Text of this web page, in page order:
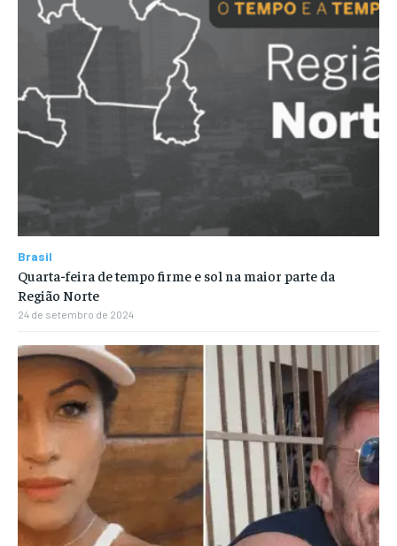
Brasil
Quarta-feira de tempo firme e sol na maior parte da
Região Norte
24 de setembro de 2024